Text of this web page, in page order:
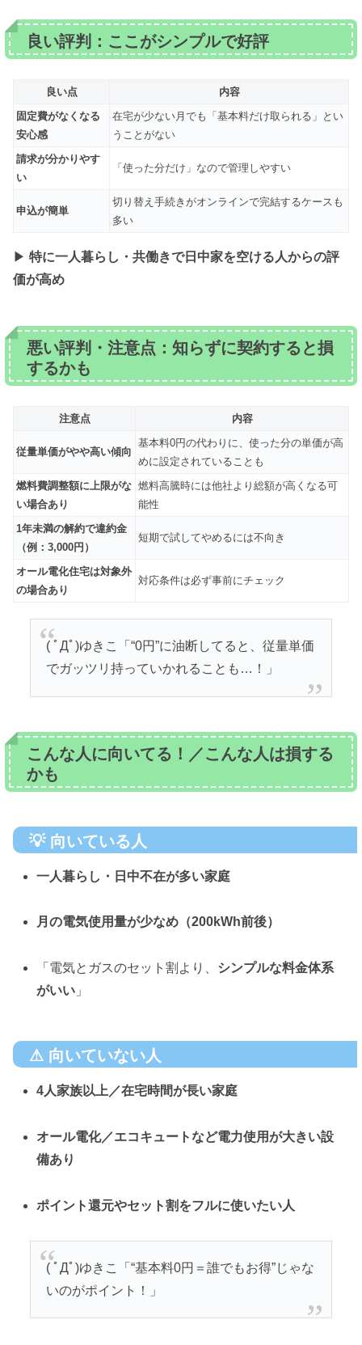
良い評判：ここがシンプルで好評
良い点
内容
固定費がなくなる
安心感
在宅が少ない月でも「基本料だけ取られる」とい
うことがない
請求が分かりやす
い
「使った分だけ」なので管理しやすい
申込が簡単
切り替え手続きがオンラインで完結するケースも
多い
▶ 特に一人暮らし・共働きで日中家を空ける人からの評
価が高め
悪い評判・注意点：知らずに契約すると損
するかも
注意点 内容
従量単価がやや高い傾向
基本料0円の代わりに、使った分の単価が高
めに設定されていることも
燃料費調整額に上限がな
い場合あり
燃料高騰時には他社より総額が高くなる可
能性
1年未満の解約で違約金
（例：3,000円）
短期で試してやめるには不向き
オール電化住宅は対象外
の場合あり
対応条件は必ず事前にチェック
( ﾟДﾟ)ゆきこ「“0円”に油断してると、従量単価
でガッツリ持っていかれることも…！」
こんな人に向いてる！／こんな人は損する
かも
💡 向いている人
一人暮らし・日中不在が多い家庭
月の電気使用量が少なめ（200kWh前後）
「電気とガスのセット割より、 シンプルな料金体系
がいい 」
⚠ 向いていない人
4人家族以上／在宅時間が長い家庭
オール電化／エコキュートなど電力使用が大きい設
備あり
ポイント還元やセット割をフルに使いたい人
( ﾟДﾟ)ゆきこ「“基本料0円＝誰でもお得”じゃな
いのがポイント！」